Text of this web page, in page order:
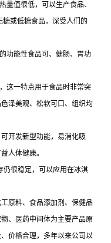
量值很低，可以生产食品、
或低糖食品，深受人们的
功能性食品可、健肠、胃功
这一特点用于食品时非常突
泽美观、松软可口、组织均
开发新型功能，易消化吸
人体健康。
仍很稳定，可以应用在冰淇
原料、食品添加剂、保健品
、医药中间体为主要产品原
价格合理，多年以来公司以